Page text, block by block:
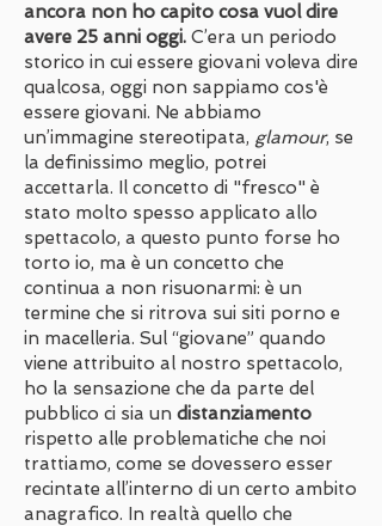
ancora non ho capito cosa vuol dire
avere 25 anni oggi. C’era un periodo
storico in cui essere giovani voleva dire
qualcosa, oggi non sappiamo cos'è
essere giovani. Ne abbiamo
un’immagine stereotipata, glamour, se
la definissimo meglio, potrei
accettarla. Il concetto di "fresco" è
stato molto spesso applicato allo
spettacolo, a questo punto forse ho
torto io, ma è un concetto che
continua a non risuonarmi: è un
termine che si ritrova sui siti porno e
in macelleria. Sul “giovane” quando
viene attribuito al nostro spettacolo,
ho la sensazione che da parte del
pubblico ci sia un distanziamento
rispetto alle problematiche che noi
trattiamo, come se dovessero esser
recintate all’interno di un certo ambito
anagrafico. In realtà quello che